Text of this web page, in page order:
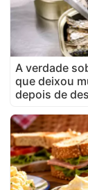
A verdade
que deixou
depois de